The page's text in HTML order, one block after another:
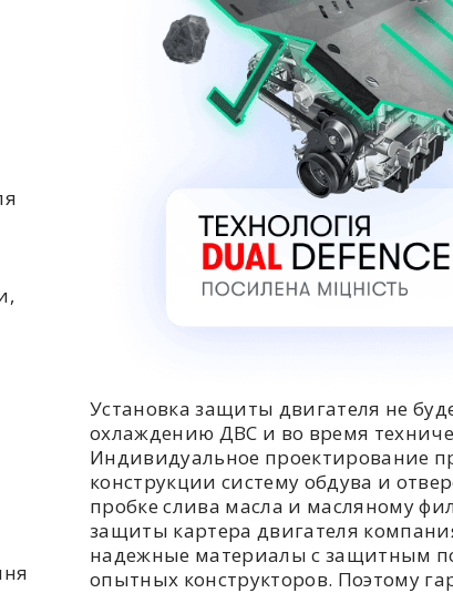
Установка защиты двигателя не
охлаждению ДВС и во время
Индивидуальное проектирование
конструкции систему обдува и
пробке слива масла и масляному
защиты картера двигателя
надежные материалы с защитным
опытных конструкторов. Поэтому